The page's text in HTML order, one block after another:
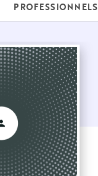
PROFESSIONNELS